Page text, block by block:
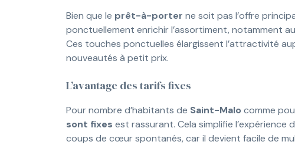
Bien que le prêt-à-porter ne soit pas l’offre
ponctuellement enrichir l’assortiment, notamment
Ces touches ponctuelles élargissent l’attractivité
nouveautés à petit prix.
L’avantage des tarifs fixes
Pour nombre d’habitants de Saint-Malo comme
sont fixes est rassurant. Cela simplifie l’expérience
coups de cœur spontanés, car il devient facile de